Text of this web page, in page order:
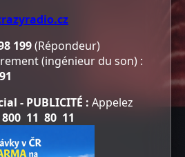
199(Répondeur)
(ingénieur du son) :
- PUBLICITÉ : Appelez
800 11 80 11